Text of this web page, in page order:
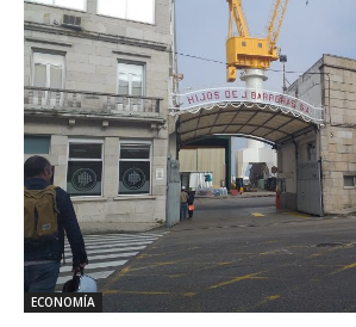
ECONOMÍA